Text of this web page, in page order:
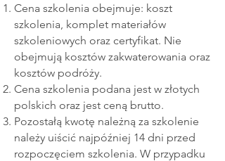
Cena szkolenia obejmuje: koszt
szkolenia, komplet materiałów
szkoleniowych oraz certyfikat. Nie
obejmują kosztów zakwaterowania oraz
kosztów podróży.
Cena szkolenia podana jest w złotych
polskich oraz jest ceną brutto.
Pozostałą kwotę należną za szkolenie
należy uiścić najpóźniej 14 dni przed
rozpoczęciem szkolenia. W przypadku